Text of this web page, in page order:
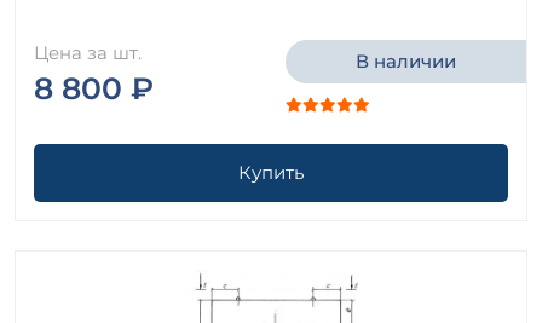
Цена за шт.
8 800 ₽
В наличии
Купить